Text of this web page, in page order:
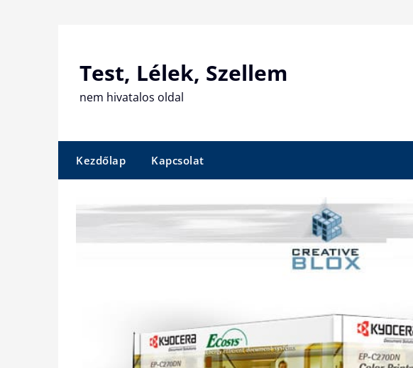
Test, Lélek, Szellem
nem hivatalos oldal
Kezdőlap Kapcsolat